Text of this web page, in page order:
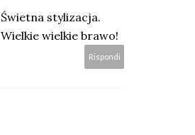
Świetna stylizacja.
Wielkie wielkie brawo!
Rispondi